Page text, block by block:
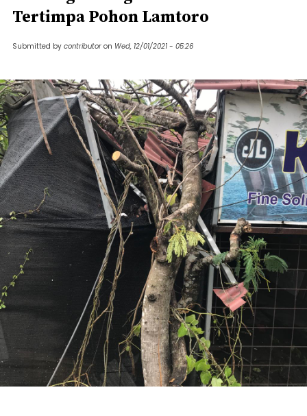
Tertimpa Pohon Lamtoro
Submitted by contributor on Wed, 12/01/2021 - 05:26